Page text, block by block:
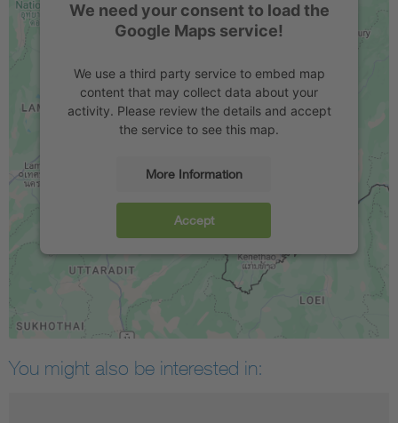
We need your consent to load the
Google Maps service!
We use a third party service to embed map
content that may collect data about your
activity. Please review the details and accept
the service to see this map.
More Information
Accept
You might also be interested in: